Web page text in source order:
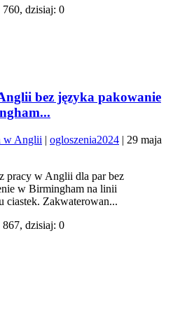
dzisiaj: 0
bez języka pakowanie
w Anglii | ogloszenia2024 | 29 maja
pracy w Anglii dla par bez
w Birmingham na linii
ciastek. Zakwaterowan...
dzisiaj: 0